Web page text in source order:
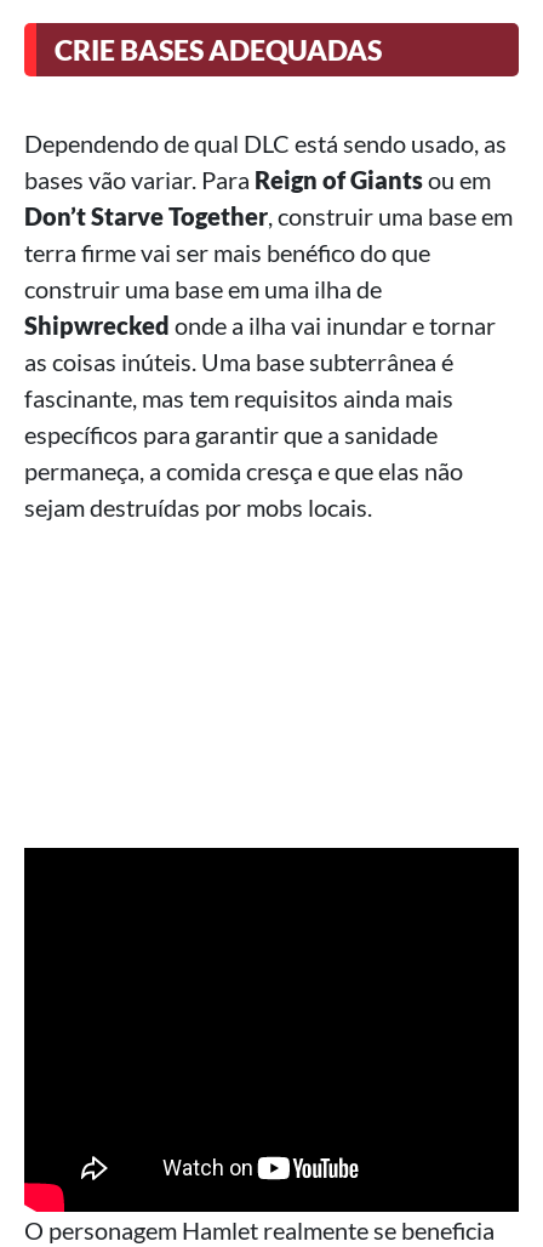
CRIE BASES ADEQUADAS
Dependendo de qual DLC está sendo usado, as
bases vão variar. Para Reign of Giantsou em
Don’t Starve Together, construir uma base em
terra firme vai ser mais benéfico do que
construir uma base em uma ilha de
Shipwrecked onde a ilha vai inundar e tornar
as coisas inúteis. Uma base subterrânea é
fascinante, mas tem requisitos ainda mais
específicos para garantir que a sanidade
permaneça, a comida cresça e que elas não
sejam destruídas por mobs locais.
O personagem Hamlet realmente se beneficia